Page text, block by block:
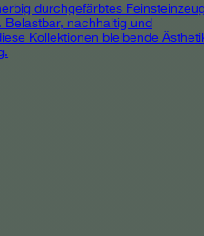
durchgefärbtes
Belastbar, nachhaltig und
Kollektionen bleibende